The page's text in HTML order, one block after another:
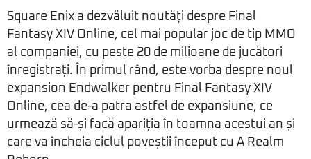
Square Enix a dezvăluit noutăți despre Final
Fantasy XIV Online, cel mai popular joc de tip MMO
al companiei, cu peste 20 de milioane de jucători
înregistrați. În primul rând, este vorba despre noul
expansion Endwalker pentru Final Fantasy XIV
Online, cea de-a patra astfel de expansiune, ce
urmează să-și facă apariția în toamna acestui an și
care va încheia ciclul poveștii început cu A Realm